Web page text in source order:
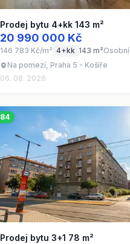
Prodej bytu 4+kk 143 m²
20 990 000 Kč
146 783 Kč/m² 4+kk 143 m²Osobní
Na pomezí, Praha 5 - Košíře
06. 08. 2026
84
Prodej bytu 3+1 78 m²